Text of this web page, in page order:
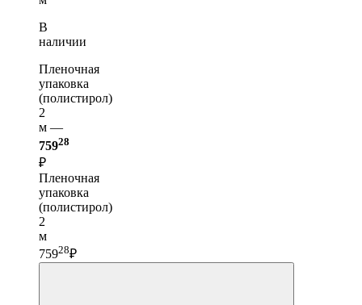
В
наличии
Пленочная
упаковка
(полистирол)
2
м —
75928
₽
Пленочная
упаковка
(полистирол)
2
м
75928₽